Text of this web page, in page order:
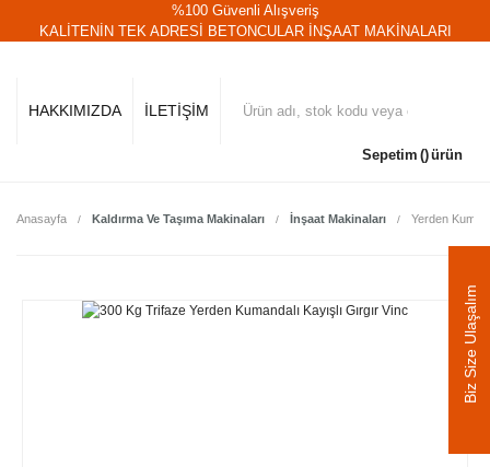
%100 Güvenli Alışveriş
KALİTENİN TEK ADRESİ BETONCULAR İNŞAAT MAKİNALARI
HAKKIMIZDA İLETİŞİM
Sepetim ürün
Anasayfa Kaldırma Ve Taşıma Makinaları İnşaat Makinaları Yerden
Biz Size Ulaşalım